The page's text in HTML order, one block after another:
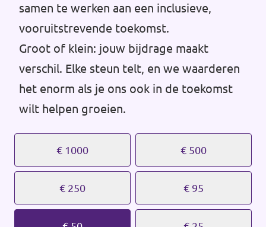
Volt Fryslân
Volt Provincie Utrecht
...alle Volt provincies
Word lid
Doneer
samen te werken aan een inclusieve,
vooruitstrevende toekomst.
Groot of klein: jouw bijdrage maakt
verschil. Elke steun telt, en we waarderen
het enorm als je ons ook in de toekomst
wilt helpen groeien.
€ 1000 € 500
€ 250 € 95